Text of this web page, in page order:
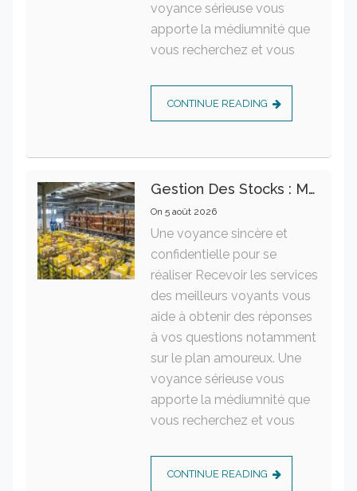
voyance sérieuse vous
apporte la médiumnité que
vous recherchez et vous
CONTINUE READING
Gestion Des Stocks : Meilleures Pratiques Intralogistiques
On 5 août 2026
Une voyance sincère et
confidentielle pour se
réaliser Recevoir les services
des meilleurs voyants vous
aide à obtenir des réponses
à vos questions notamment
sur le plan amoureux. Une
voyance sérieuse vous
apporte la médiumnité que
vous recherchez et vous
CONTINUE READING